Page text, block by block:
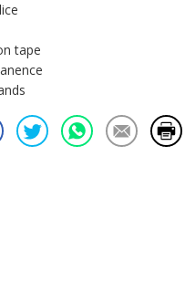
tape